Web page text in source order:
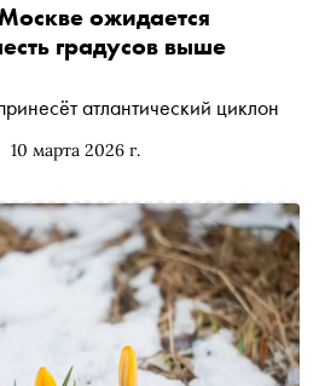
10 марта 2026 г.
ожидается
градусов выше
атлантический циклон